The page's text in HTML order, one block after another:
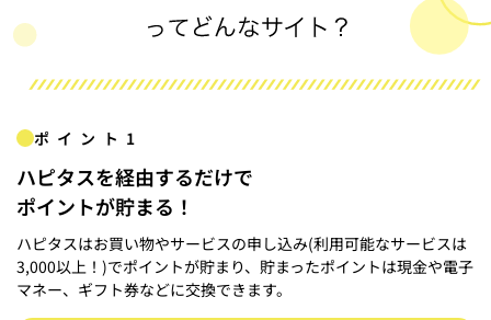
ポイント1
ハピタスを経由するだけで
ポイントが貯まる！
ハピタスはお買い物やサービスの申し込み(利用可能なサービスは
3,000以上！)でポイントが貯まり、貯まったポイントは現金や電子
マネー、ギフト券などに交換できます。